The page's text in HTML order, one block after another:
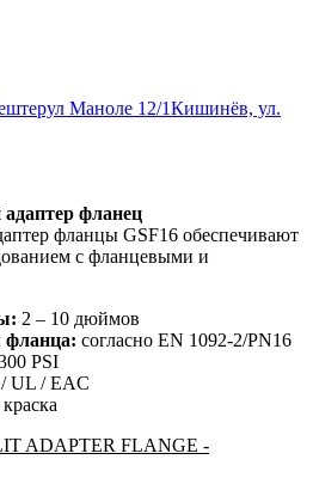
Кишинёв, ул.
фланец
фланцы GSF16 обеспечивают
с фланцевыми и
2 – 10 дюймов
фланца: согласно EN 1092-2/PN16
PSI
UL / EAC
ADAPTER FLANGE -